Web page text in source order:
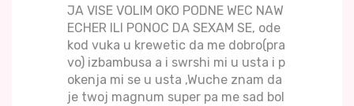
JA VISE VOLIM OKO PODNE WEC NAW
ECHER ILI PONOC DA SEXAM SE, ode
kod vuka u krewetic da me dobro(pra
vo) izbambusa a i swrshi mi u usta i p
okenja mi se u usta ,Wuche znam da
je twoj magnum super pa me sad bol